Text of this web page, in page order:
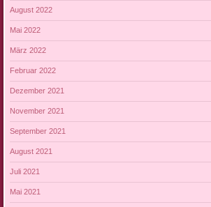
August 2022
Mai 2022
März 2022
Februar 2022
Dezember 2021
November 2021
September 2021
August 2021
Juli 2021
Mai 2021